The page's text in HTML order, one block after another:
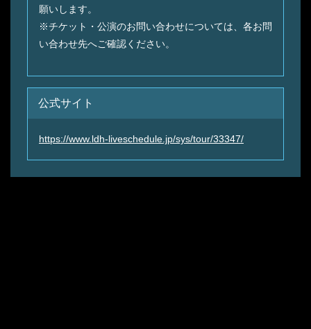
願いします。
※チケット・公演のお問い合わせについては、各お問
い合わせ先へご確認ください。
公式サイト
https://www.ldh-liveschedule.jp/sys/tour/33347/